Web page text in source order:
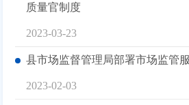
质量官制度
2023-03-23
县市场监督管理局部署市场监管
2023-02-03